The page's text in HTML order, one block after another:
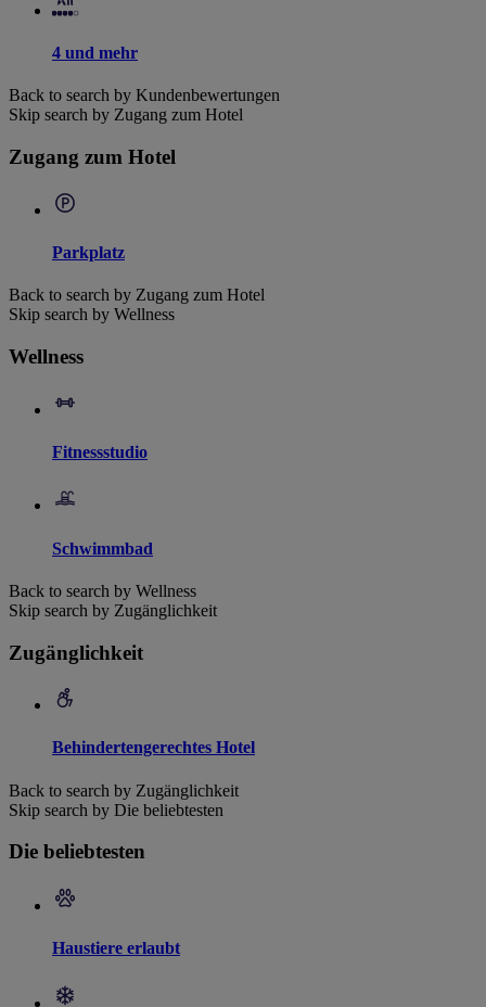
4 und mehr
Back to search by Kundenbewertungen
Skip search by Zugang zum Hotel
Zugang zum Hotel
Parkplatz
Back to search by Zugang zum Hotel
Skip search by Wellness
Wellness
Fitnessstudio
Schwimmbad
Back to search by Wellness
Skip search by Zugänglichkeit
Zugänglichkeit
Behindertengerechtes Hotel
Back to search by Zugänglichkeit
Skip search by Die beliebtesten
Die beliebtesten
Haustiere erlaubt